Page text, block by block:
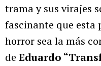
trama y sus virajes
fascinante que esta
horror sea la más
de Eduardo